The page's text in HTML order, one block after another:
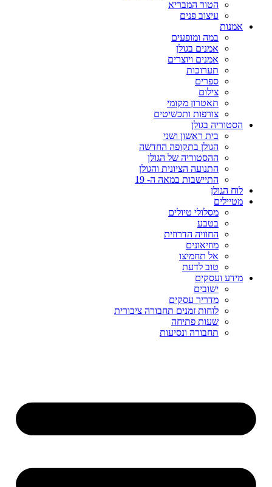
הטור המבריא
עיצוב פנים
אמנות
במה ומופעים
אמנים בגולן
אמנים ויוצרים
תערוכות
ספרים
צילום
תאטרון מקומי
צורפות ותכשיטים
הסטוריה בגולן
בית ראשון ושני
הגולן בתקופה החדשה
ההסטוריה של הגולן
התנועה הציונית והגולן
התיישבות במאה ה- 19
לוח הגולן
מטיילים
מסלולי טיולים
בטבע
החוויה הדרוזית
מוזיאונים
אל תחמיצו
טוב לדעת
מידע ועסקים
ישובים
מדריך עסקים
לוחות זמנים תחבורה ציבורית
שעות פתיחה
תחבורה ונסיעות